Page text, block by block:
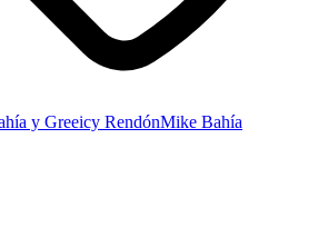
y Greeicy RendónMike Bahía